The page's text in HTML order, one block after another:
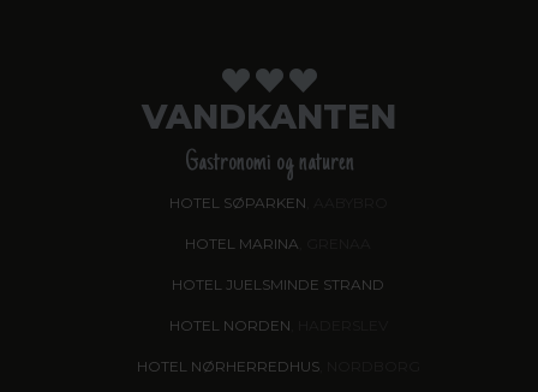
VANDKANTEN
Gastronomi og naturen
HOTEL SØPARKEN
HOTEL MARINA
HOTEL JUELSMINDE STRAND
HOTEL NORDEN
HOTEL NØRHERREDHUS, NORDBORG